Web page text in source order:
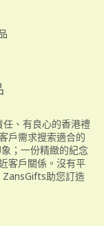
、有良心的香港禮
戶需求搜索適合的
；一份精緻的紀念
客戶關係。沒有平
ZansGifts助您訂造